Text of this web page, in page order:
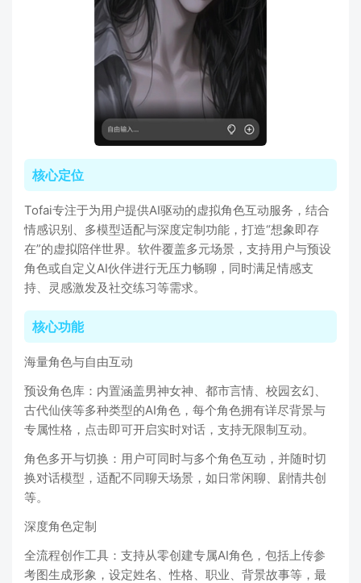
核心定位
Tofai专注于为用户提供AI驱动的虚拟角色互动服务，结合
情感识别、多模型适配与深度定制功能，打造“想象即存
在”的虚拟陪伴世界。软件覆盖多元场景，支持用户与预设
角色或自定义AI伙伴进行无压力畅聊，同时满足情感支
持、灵感激发及社交练习等需求。
核心功能
海量角色与自由互动
预设角色库：内置涵盖男神女神、都市言情、校园玄幻、
古代仙侠等多种类型的AI角色，每个角色拥有详尽背景与
专属性格，点击即可开启实时对话，支持无限制互动。
角色多开与切换：用户可同时与多个角色互动，并随时切
换对话模型，适配不同聊天场景，如日常闲聊、剧情共创
等。
深度角色定制
全流程创作工具：支持从零创建专属AI角色，包括上传参
考图生成形象，设定姓名、性格、职业、背景故事等，最